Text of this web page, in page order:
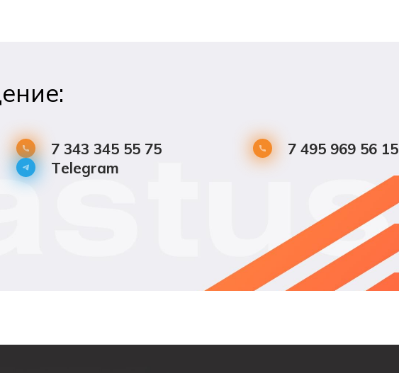
7 343 345 55 75 7 495 969 56 15
Telegram